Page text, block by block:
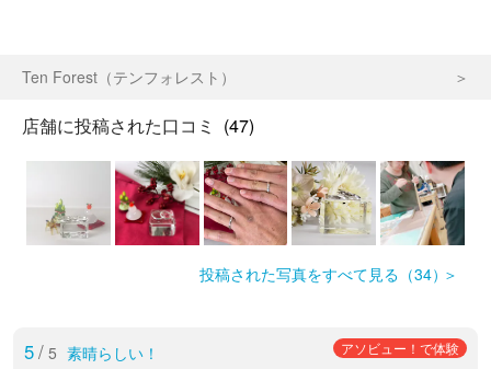
Ten Forest（テンフォレスト）
店舗に投稿された口コミ (47)
投稿された写真をすべて見る（34）
5/ 5 素晴らしい！ アソビュー！で体験